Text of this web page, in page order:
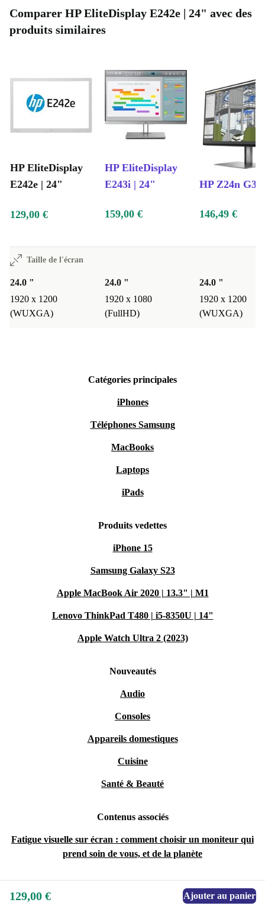
Comparer HP EliteDisplay E242e | 24" avec des
produits similaires
HP EliteDisplay
E242e | 24"
HP EliteDisplay
E243i | 24"
HP Z24n G3
129,00 € 159,00 € 146,49 €
Taille de l'écran
24.0 "
1920 x 1200
(WUXGA)
24.0 "
1920 x 1080
(FullHD)
24.0 "
1920 x 1200
(WUXGA)
Catégories principales
iPhones
Téléphones Samsung
MacBooks
Laptops
iPads
Produits vedettes
iPhone 15
Samsung Galaxy S23
Apple MacBook Air 2020 | 13.3" | M1
Lenovo ThinkPad T480 | i5-8350U | 14"
Apple Watch Ultra 2 (2023)
Nouveautés
Audio
Consoles
Appareils domestiques
Cuisine
Santé & Beauté
Contenus associés
Fatigue visuelle sur écran : comment choisir un moniteur qui
prend soin de vous, et de la planète
129,00 € Ajouter au panier